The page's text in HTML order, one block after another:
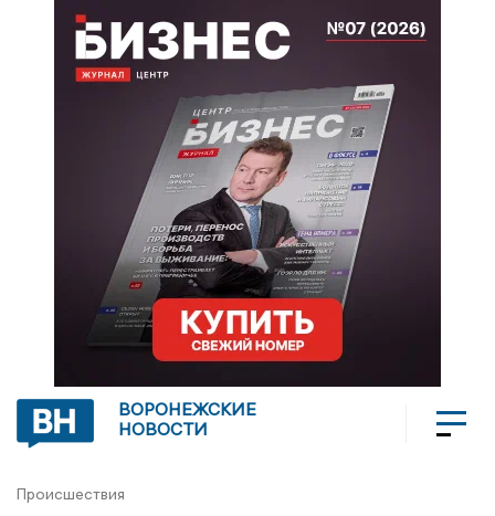
ВОРОНЕЖСКИЕ
НОВОСТИ
Происшествия